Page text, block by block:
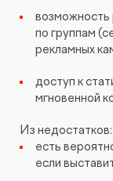
возможность
по группам
рекламных
доступ к
мгновенной
Из недостатков:
есть
если